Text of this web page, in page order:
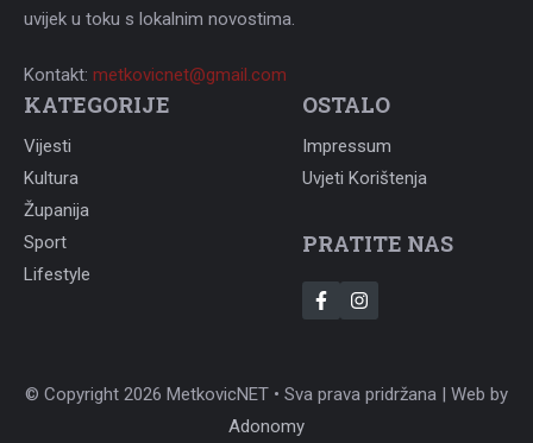
uvijek u toku s lokalnim novostima.
Kontakt: metkovicnet@gmail.com
KATEGORIJE
Vijesti
Kultura
Županija
Sport
Lifestyle
OSTALO
Impressum
Uvjeti Korištenja
PRATITE NAS
© Copyright 2026 MetkovicNET • Sva prava pridržana | Web by
Adonomy